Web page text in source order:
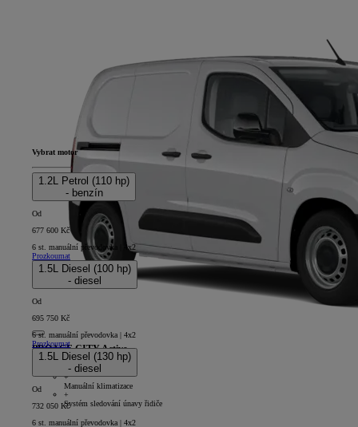
PROACE CITY Active
4D - Panel Van Short
+
Manuální klimatizace
+
Systém sledování únavy řidiče
Vybrat motor
1.2L Petrol (110 hp)
- benzín
Od
677 600 Kč
6 st. manuální převodovka | 4x2
Prozkoumat
1.5L Diesel (100 hp)
- diesel
Od
695 750 Kč
6 st. manuální převodovka | 4x2
Prozkoumat
1.5L Diesel (130 hp)
- diesel
Od
732 050 Kč
6 st. manuální převodovka | 4x2